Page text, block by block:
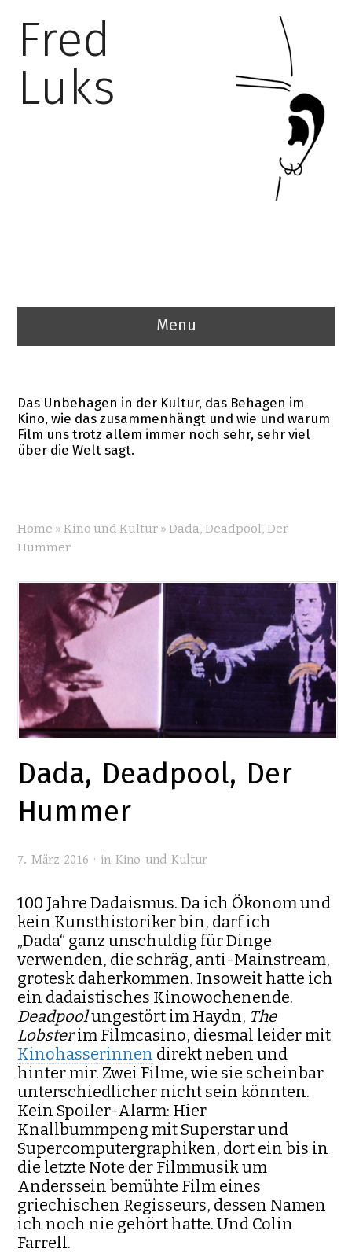
Fred
Luks
Menu
Das Unbehagen in der Kultur, das Behagen im
Kino, wie das zusammenhängt und wie und warum
Film uns trotz allem immer noch sehr, sehr viel
über die Welt sagt.
Home » Kino und Kultur » Dada, Deadpool, Der
Hummer
Dada, Deadpool, Der
Hummer
7. März 2016 · in Kino und Kultur
100 Jahre Dadaismus. Da ich Ökonom und
kein Kunsthistoriker bin, darf ich
„Dada“ ganz unschuldig für Dinge
verwenden, die schräg, anti-Mainstream,
grotesk daherkommen. Insoweit hatte ich
ein dadaistisches Kinowochenende.
Deadpoolungestört im Haydn, The
Lobsterim Filmcasino, diesmal leider mit
Kinohasserinnen direkt neben und
hinter mir. Zwei Filme, wie sie scheinbar
unterschiedlicher nicht sein könnten.
Kein Spoiler-Alarm: Hier
Knallbummpeng mit Superstar und
Supercomputergraphiken, dort ein bis in
die letzte Note der Filmmusik um
Anderssein bemühte Film eines
griechischen Regisseurs, dessen Namen
ich noch nie gehört hatte. Und Colin
Farrell.